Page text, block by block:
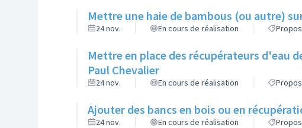
Mettre une haie de bambous (ou autre)
24 nov. En cours de réalisation
Mettre en place des récupérateurs d'eau
Paul Chevalier
24 nov. En cours de réalisation
Ajouter des bancs en bois ou en
24 nov. En cours de réalisation